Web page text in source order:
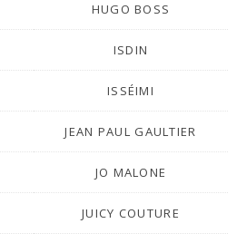
HUGO BOSS
ISDIN
ISSÉIMI
JEAN PAUL GAULTIER
JO MALONE
JUICY COUTURE